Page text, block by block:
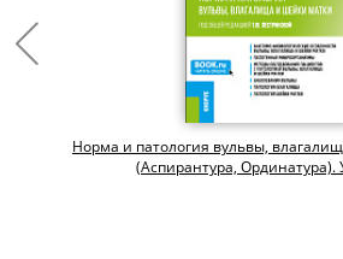
Норма и патология вульвы,
(Аспирантура, Ординатура).